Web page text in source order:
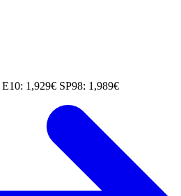
E10: 1,929€ SP98: 1,989€